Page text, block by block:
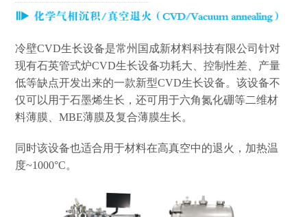
冷壁CVD生长设备是常州国成新材料科技有限公司针对
现有石英管式炉CVD生长设备功耗大、控制性差、产量
低等缺点开发出来的一款新型CVD生长设备。该设备不
仅可以用于石墨烯生长，还可用于六角氮化硼等二维材
料薄膜、MBE薄膜及复合薄膜生长。
同时该设备也适合用于材料在高真空中的退火，加热温
度~1000°C。